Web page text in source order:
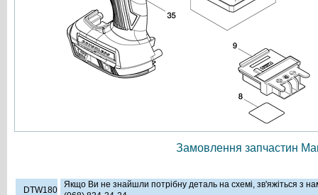
Замовлення запчастин
DTW180
Якщо Ви не знайшли потрібну деталь на схемі, зв'яжіться з